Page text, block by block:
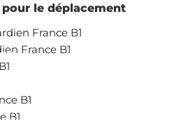
le déplacement
France B1
B1